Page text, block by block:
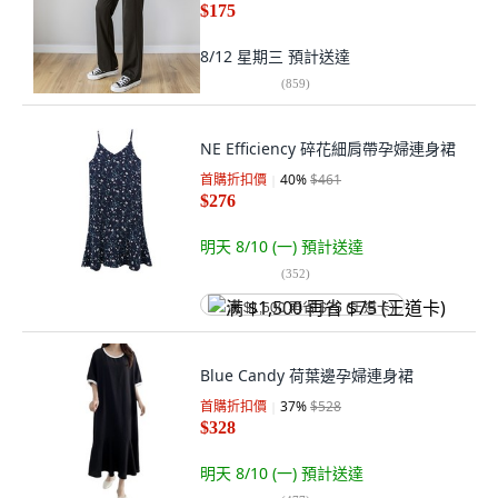
$175
8/12 星期三 預計送達
(859)
NE Efficiency 碎花細肩帶孕婦連身裙
首購折扣價 40%$461
$276
明天 8/10 (一) 預計送達
(352)
满 $1,500 再省 $75 (王道卡)
Blue Candy 荷葉邊孕婦連身裙
首購折扣價 37%$528
$328
明天 8/10 (一) 預計送達